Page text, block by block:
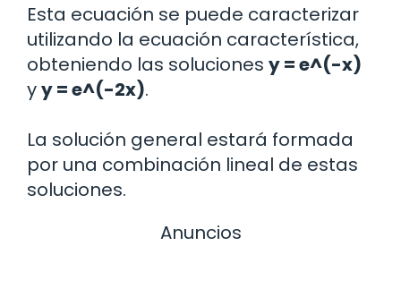
Esta ecuación se puede caracterizar
utilizando la ecuación característica,
obteniendo las soluciones y = e^(-x)
yy = e^(-2x).
La solución general estará formada
por una combinación lineal de estas
soluciones.
Anuncios